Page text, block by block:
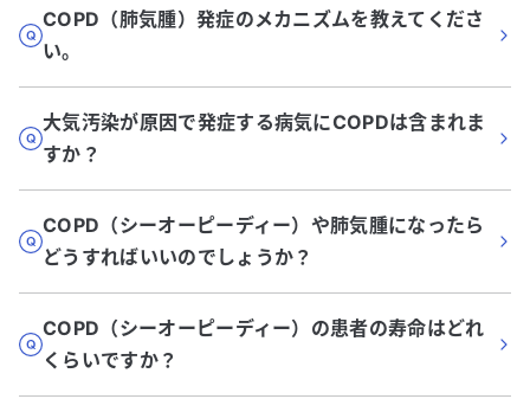
COPD（肺気腫）発症のメカニズムを教えてくださ
い。
大気汚染が原因で発症する病気にCOPDは含まれま
すか？
COPD（シーオーピーディー）や肺気腫になったら
どうすればいいのでしょうか？
COPD（シーオーピーディー）の患者の寿命はどれ
くらいですか？